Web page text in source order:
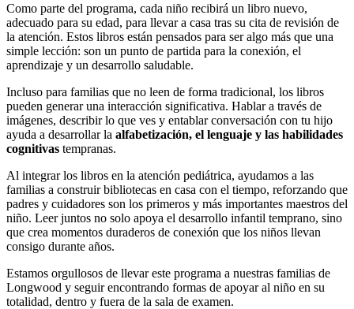
Como parte del programa, cada niño recibirá un libro nuevo,
adecuado para su edad, para llevar a casa tras su cita de revisión de
la atención. Estos libros están pensados para ser algo más que una
simple lección: son un punto de partida para la conexión, el
aprendizaje y un desarrollo saludable.
Incluso para familias que no leen de forma tradicional, los libros
pueden generar una interacción significativa. Hablar a través de
imágenes, describir lo que ves y entablar conversación con tu hijo
ayuda a desarrollar la alfabetización, el lenguaje y las habilidades
cognitivas tempranas.
Al integrar los libros en la atención pediátrica, ayudamos a las
familias a construir bibliotecas en casa con el tiempo, reforzando que
padres y cuidadores son los primeros y más importantes maestros del
niño. Leer juntos no solo apoya el desarrollo infantil temprano, sino
que crea momentos duraderos de conexión que los niños llevan
consigo durante años.
Estamos orgullosos de llevar este programa a nuestras familias de
Longwood y seguir encontrando formas de apoyar al niño en su
totalidad, dentro y fuera de la sala de examen.